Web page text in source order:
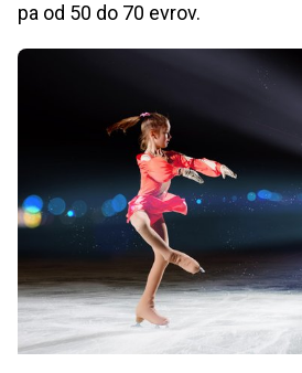
pa od 50 do 70 evrov.